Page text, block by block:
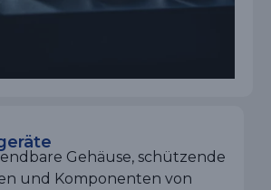
Gehäuse, schützende
und Komponenten von